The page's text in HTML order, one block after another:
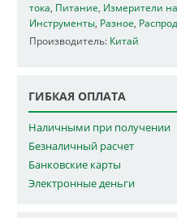
тока Питание Измерители
Инструменты Разное
Производитель: Китай
ГИБКАЯ ОПЛАТА
Наличными при получении
Безналичный расчет
Банковские карты
Электронные деньги